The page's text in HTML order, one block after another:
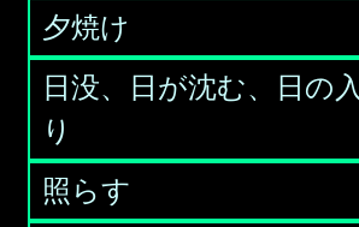
夕焼け
日没、日が沈む、日の入
り
照らす